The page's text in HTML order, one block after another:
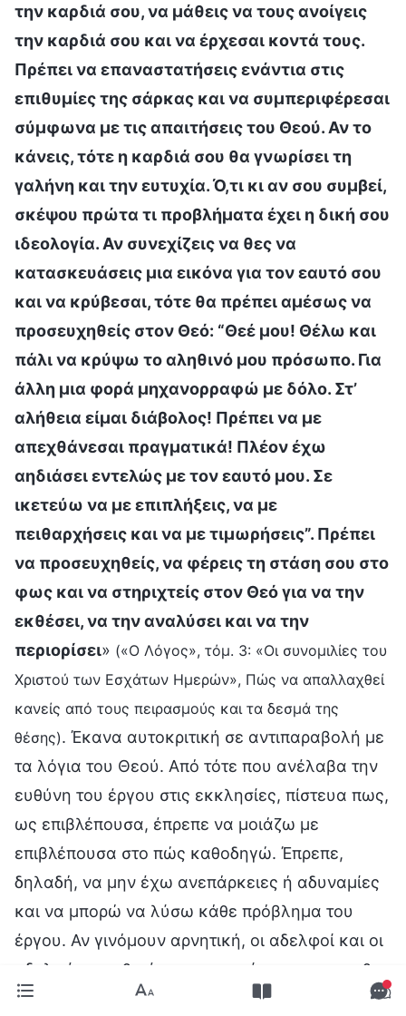
την καρδιά σου, να μάθεις να τους ανοίγεις
την καρδιά σου και να έρχεσαι κοντά τους.
Πρέπει να επαναστατήσεις ενάντια στις
επιθυμίες της σάρκας και να συμπεριφέρεσαι
σύμφωνα με τις απαιτήσεις του Θεού. Αν το
κάνεις, τότε η καρδιά σου θα γνωρίσει τη
γαλήνη και την ευτυχία. Ό,τι κι αν σου συμβεί,
σκέψου πρώτα τι προβλήματα έχει η δική σου
ιδεολογία. Αν συνεχίζεις να θες να
κατασκευάσεις μια εικόνα για τον εαυτό σου
και να κρύβεσαι, τότε θα πρέπει αμέσως να
προσευχηθείς στον Θεό: “Θεέ μου! Θέλω και
πάλι να κρύψω το αληθινό μου πρόσωπο. Για
άλλη μια φορά μηχανορραφώ με δόλο. Στ’
αλήθεια είμαι διάβολος! Πρέπει να με
απεχθάνεσαι πραγματικά! Πλέον έχω
αηδιάσει εντελώς με τον εαυτό μου. Σε
ικετεύω να με επιπλήξεις, να με
πειθαρχήσεις και να με τιμωρήσεις”. Πρέπει
να προσευχηθείς, να φέρεις τη στάση σου στο
φως και να στηριχτείς στον Θεό για να την
εκθέσει, να την αναλύσει και να την
περιορίσει» («Ο Λόγος», τόμ. 3: «Οι συνομιλίες του
Χριστού των Εσχάτων Ημερών», Πώς να απαλλαχθεί
κανείς από τους πειρασμούς και τα δεσμά της
θέσης). Έκανα αυτοκριτική σε αντιπαραβολή με
τα λόγια του Θεού. Από τότε που ανέλαβα την
ευθύνη του έργου στις εκκλησίες, πίστευα πως,
ως επιβλέπουσα, έπρεπε να μοιάζω με
επιβλέπουσα στο πώς καθοδηγώ. Έπρεπε,
δηλαδή, να μην έχω ανεπάρκειες ή αδυναμίες
και να μπορώ να λύσω κάθε πρόβλημα του
έργου. Αν γινόμουν αρνητική, οι αδελφοί και οι
αδελφές μου θα έχαναν την πίστη τους, και θα
γίνονταν αρνητικοί και αδύναμοι. Έχοντας μια